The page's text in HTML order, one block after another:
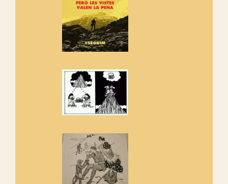
Rebem un diploma dels
Amics de Sant Aniol d'Aguja
Els Centpeus estem implicats
amb la recuperació del refugi i